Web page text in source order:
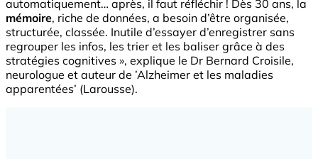
automatiquement… après, il faut réfléchir ! Dès 30 ans, la
mémoire, riche de données, a besoin d’être organisée,
structurée, classée. Inutile d’essayer d’enregistrer sans
regrouper les infos, les trier et les baliser grâce à des
stratégies cognitives », explique le Dr Bernard Croisile,
neurologue et auteur de ’Alzheimer et les maladies
apparentées’ (Larousse).